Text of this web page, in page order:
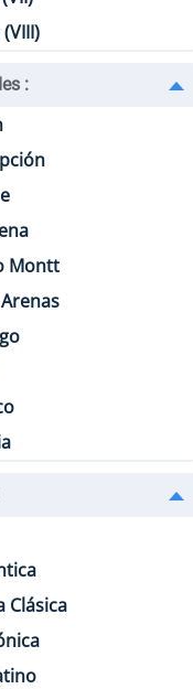
:
Montt
Clásica